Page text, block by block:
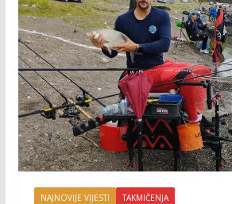
NAJNOVIJE VIJESTI TAKMIČENJA